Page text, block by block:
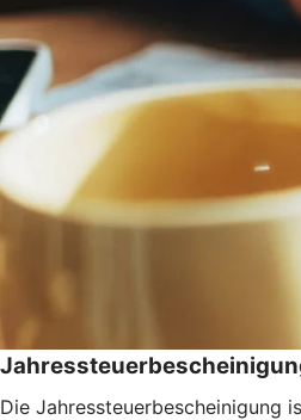
Die Jahressteuerbescheinigung